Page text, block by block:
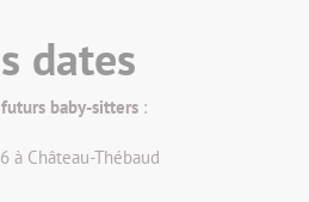
dates
baby-sitters :
à Château-Thébaud